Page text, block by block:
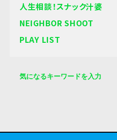
人生相談！スナック汁婆
NEIGHBOR SHOOT
PLAY LIST